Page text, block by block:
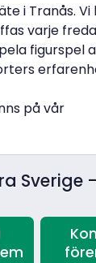
i Tranås. Vi
varje
figurspel
på vår
Sverige -